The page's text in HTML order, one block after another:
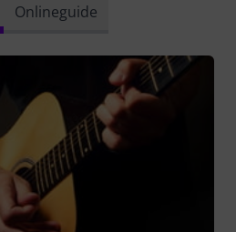
Onlineguide